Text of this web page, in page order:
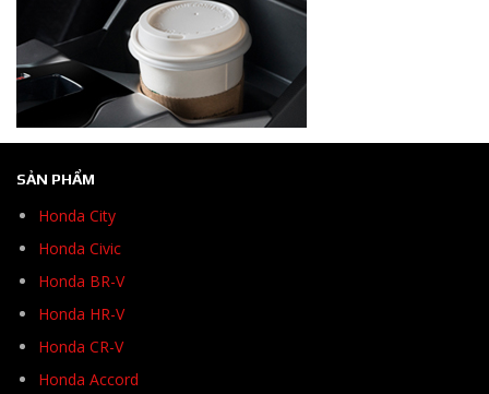
SẢN PHẨM
Honda City
Honda Civic
Honda BR-V
Honda HR-V
Honda CR-V
Honda Accord